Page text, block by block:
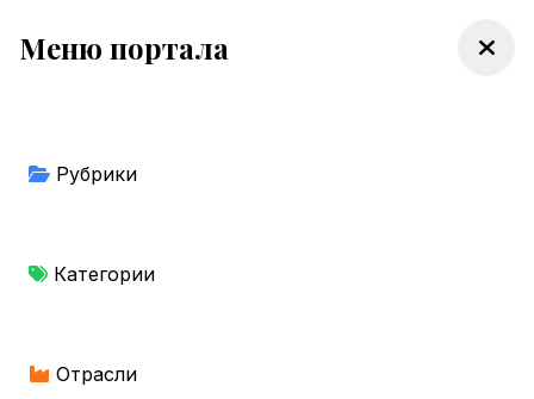
Меню портала
Рубрики
Категории
Отрасли